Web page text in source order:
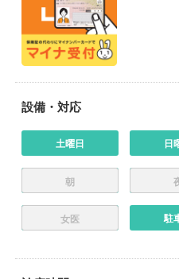
設備・対応
土曜日 日
朝
女医 駐